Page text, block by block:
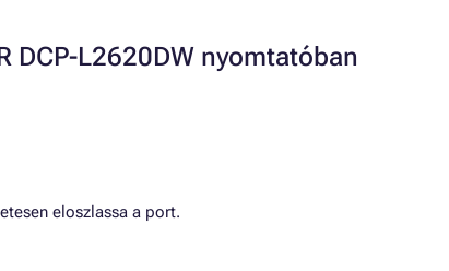
DCP-L2620DW nyomtatóban
eloszlassa a port.